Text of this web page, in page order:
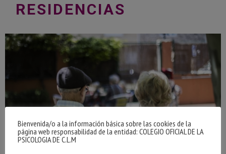
RESIDENCIAS
Bienvenida/o a la información básica sobre las cookies de la
página web responsabilidad de la entidad: COLEGIO OFICIAL DE LA
PSICOLOGIA DE C.L.M